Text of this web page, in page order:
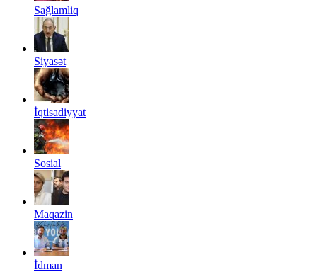
Sağlamliq
Siyasət
İqtisadiyyat
Sosial
Maqazin
İdman